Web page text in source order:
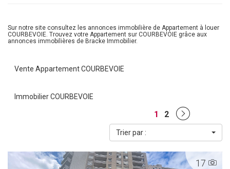
Sur notre site consultez les annonces immobilière de Appartement à louer
COURBEVOIE. Trouvez votre Appartement sur COURBEVOIE grâce aux
annonces immobilières de Bracke Immobilier.
Vente Appartement COURBEVOIE
Immobilier COURBEVOIE
1 2
Trier par :
17